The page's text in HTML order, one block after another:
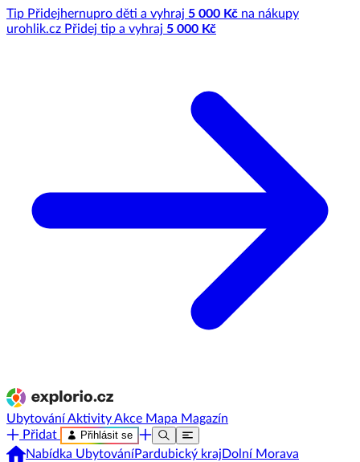
Tip Přidejhernupro děti a vyhraj 5 000 Kč na nákupy
urohlik.cz Přidej tip a vyhraj 5 000 Kč
UbytováníAktivityAkce Mapa Magazín
Přidat
Přihlásit se
Nabídka UbytováníPardubický kraj Dolní Morava